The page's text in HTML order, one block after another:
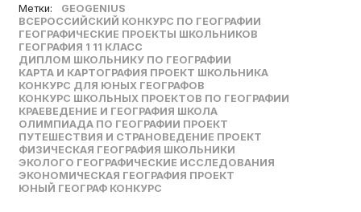
Метки:
GEOGENIUS
ВСЕРОССИЙСКИЙ КОНКУРС ПО ГЕОГРАФИИ
ГЕОГРАФИЧЕСКИЕ ПРОЕКТЫ ШКОЛЬНИКОВ
ГЕОГРАФИЯ 1 11 КЛАСС
ДИПЛОМ ШКОЛЬНИКУ ПО ГЕОГРАФИИ
КАРТА И КАРТОГРАФИЯ ПРОЕКТ ШКОЛЬНИКА
КОНКУРС ДЛЯ ЮНЫХ ГЕОГРАФОВ
КОНКУРС ШКОЛЬНЫХ ПРОЕКТОВ ПО ГЕОГРАФИИ
КРАЕВЕДЕНИЕ И ГЕОГРАФИЯ ШКОЛА
ОЛИМПИАДА ПО ГЕОГРАФИИ ПРОЕКТ
ПУТЕШЕСТВИЯ И СТРАНОВЕДЕНИЕ ПРОЕКТ
ФИЗИЧЕСКАЯ ГЕОГРАФИЯ ШКОЛЬНИКИ
ЭКОЛОГО ГЕОГРАФИЧЕСКИЕ ИССЛЕДОВАНИЯ
ЭКОНОМИЧЕСКАЯ ГЕОГРАФИЯ ПРОЕКТ
ЮНЫЙ ГЕОГРАФ КОНКУРС